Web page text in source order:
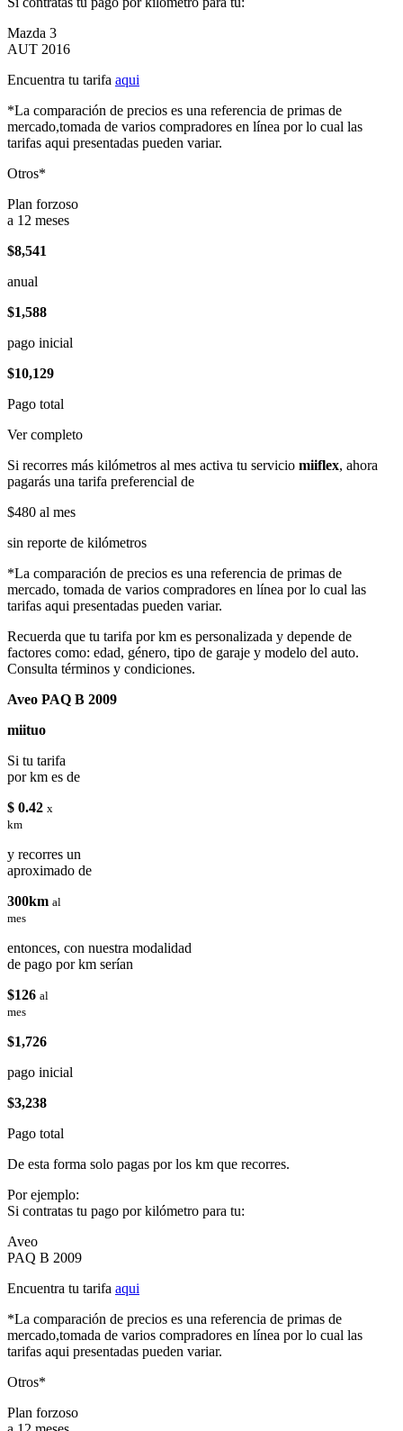
Mazda 3
AUT 2016
Encuentra tu tarifa aqui
*La comparación de precios es una referencia de primas de
mercado,tomada de varios compradores en línea por lo cual las
tarifas aqui presentadas pueden variar.
Otros*
Plan forzoso
a 12 meses
$8,541
anual
$1,588
pago inicial
$10,129
Pago total
Ver completo
Si recorres más kilómetros al mes activa tu servicio miiflex, ahora
pagarás una tarifa preferencial de
$480 al mes
sin reporte de kilómetros
*La comparación de precios es una referencia de primas de
mercado, tomada de varios compradores en línea por lo cual las
tarifas aqui presentadas pueden variar.
Recuerda que tu tarifa por km es personalizada y depende de
factores como: edad, género, tipo de garaje y modelo del auto.
Consulta términos y condiciones.
Aveo PAQ B 2009
miituo
Si tu tarifa
por km es de
$ 0.42 x
km
y recorres un
aproximado de
300km al
mes
entonces, con nuestra modalidad
de pago por km serían
$126 al
mes
$1,726
pago inicial
$3,238
Pago total
De esta forma solo pagas por los km que recorres.
Por ejemplo:
Si contratas tu pago por kilómetro para tu:
Aveo
PAQ B 2009
Encuentra tu tarifa aqui
*La comparación de precios es una referencia de primas de
mercado,tomada de varios compradores en línea por lo cual las
tarifas aqui presentadas pueden variar.
Otros*
Plan forzoso